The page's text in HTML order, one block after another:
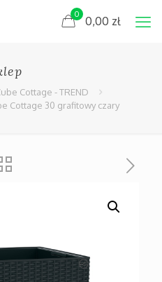
0 0,00 zł
Cottage - TREND
Cottage 30 grafitowy czary